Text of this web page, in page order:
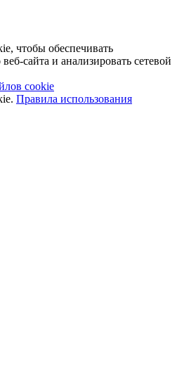
чтобы обеспечивать
сайта и анализировать сетевой
cookie
Правила использования